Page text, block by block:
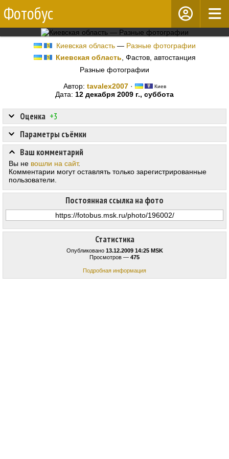
Фотобус
Киевская область— Разные фотографии
Киевская область , Фастов, автостанция
Разные фотографии
Автор: tavalex2007· Киев
Дата: 12 декабря 2009 г., суббота
Статистика
Опубликовано 13.12.2009 14:25 MSK
Просмотров — 475
Подробная информация
Оценка +3
Постоянная ссылка на фото
Параметры съёмки
Ваш комментарий
Вы не вошли на сайт.
Комментарии могут оставлять только зарегистрированные
пользователи.